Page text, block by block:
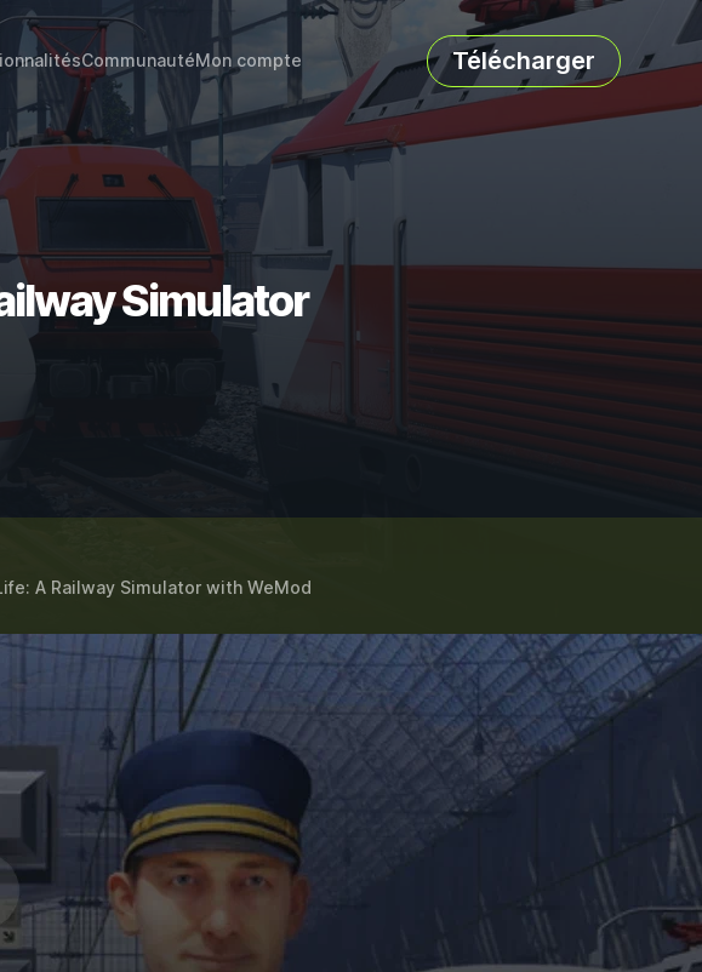
CommunautéMon compte Télécharger
Simulator
A Railway Simulatorwith WeMod